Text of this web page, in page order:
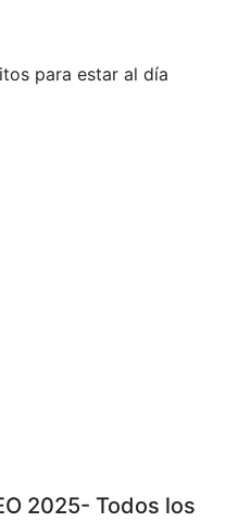
para estar al día
2025- Todos los